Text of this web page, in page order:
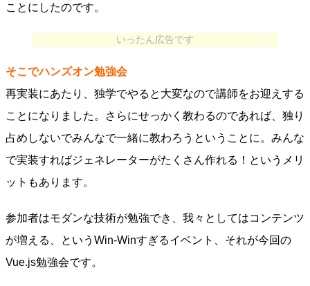
ことにしたのです。
いったん広告です
そこでハンズオン勉強会
再実装にあたり、独学でやると大変なので講師をお迎えする
ことになりました。さらにせっかく教わるのであれば、独り
占めしないでみんなで一緒に教わろうということに。みんな
で実装すればジェネレーターがたくさん作れる！というメリ
ットもあります。
参加者はモダンな技術が勉強でき、我々としてはコンテンツ
が増える、というWin-Winすぎるイベント、それが今回の
Vue.js勉強会です。